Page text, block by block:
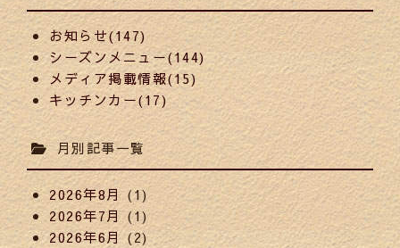
お知らせ(147)
シーズンメニュー(144)
メディア掲載情報(15)
キッチンカー(17)
月別記事一覧
2026年8月(1)
2026年7月(1)
2026年6月(2)